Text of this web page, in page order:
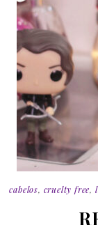
cabelos, cruelty free,